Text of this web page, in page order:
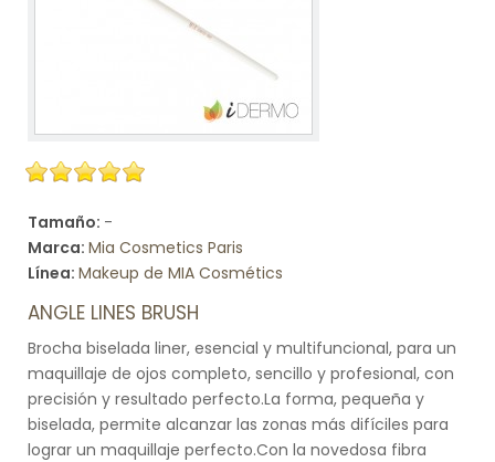
Tamaño: -
Marca: Mia Cosmetics Paris
Línea: Makeup de MIA Cosmétics
ANGLE LINES BRUSH
Brocha biselada liner, esencial y multifuncional, para un
maquillaje de ojos completo, sencillo y profesional, con
precisión y resultado perfecto.La forma, pequeña y
biselada, permite alcanzar las zonas más difíciles para
lograr un maquillaje perfecto.Con la novedosa fibra